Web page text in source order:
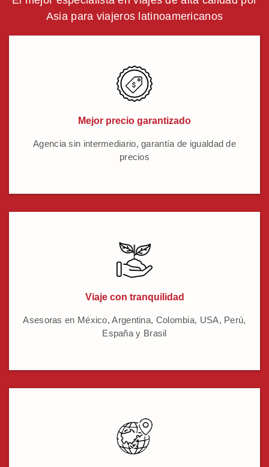
Asia para viajeros latinoamericanos
Mejor precio garantizado
Agencia sin intermediario, garantía de igualdad de
precios
Viaje con tranquilidad
Asesoras en México, Argentina, Colombia, USA, Perú,
España y Brasil